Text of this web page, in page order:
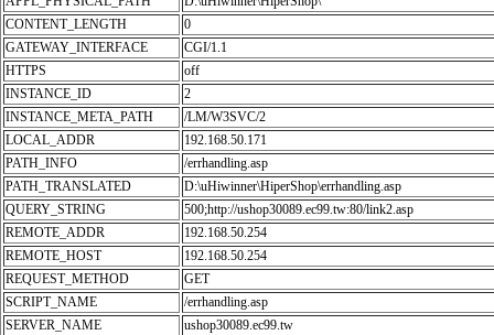
CONTENT_LENGTH
0
GATEWAY_INTERFACE
CGI/1.1
HTTPS
off
INSTANCE_ID
2
INSTANCE_META_PATH
/LM/W3SVC/2
LOCAL_ADDR
192.168.50.171
PATH_INFO
/errhandling.asp
PATH_TRANSLATED
D:\uHiwinner\HiperShop\errhandling.asp
QUERY_STRING
500;http://ushop30089.ec99.tw:80/link2.asp
REMOTE_ADDR
192.168.50.254
REMOTE_HOST
192.168.50.254
REQUEST_METHOD
GET
SCRIPT_NAME
/errhandling.asp
SERVER_NAME
ushop30089.ec99.tw